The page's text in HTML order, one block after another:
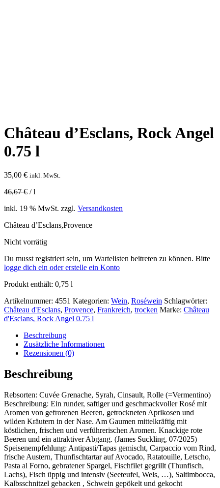
Château d’Esclans, Rock Angel
0.75 l
35,00 € inkl. MwSt.
46,67€ /l
inkl. 19 % MwSt. zzgl. Versandkosten
Château d’Esclans,Provence
Nicht vorrätig
Du musst registriert sein, um Wartelisten beitreten zu können. Bitte
logge dich ein oder erstelle ein Konto
Produkt enthält: 0,75 l
Artikelnummer: 4551 Kategorien: Wein, Roséwein Schlagwörter:
Château d'Esclans, Provence, Frankreich, trocken Marke: Château
d'Esclans, Rock Angel 0.75 l
Beschreibung
Zusätzliche Informationen
Rezensionen (0)
Beschreibung
Rebsorten: Cuvée Grenache, Syrah, Cinsault, Rolle (=Vermentino)
Beschreibung: Ein runder, saftiger und geschmackvoller Rosé mit
Aromen von gefrorenen Beeren, getrockneten Aprikosen und
wilden Kräutern in der Nase. Am Gaumen mittelkräftig mit
köstlichen, frischen und verführerischen Aromen. Knackige rote
Beeren und ein attraktiver Abgang. (James Suckling, 07/2025)
Speisenempfehlung: Antipasti/Tapas gemischt, Carpaccio vom Rind,
frische Austern, Thunfischtartar auf Avocado, Ratatouille, Letscho,
Pasta al Forno, gebratener Spargel, Fischfilet gegrillt (Thunfisch,
Lachs), Fisch üppig und intensiv (Seeteufel, Wels, …), Saltimbocca,
Kalbsschnitzel gebacken , Schwein gepökelt und gekocht